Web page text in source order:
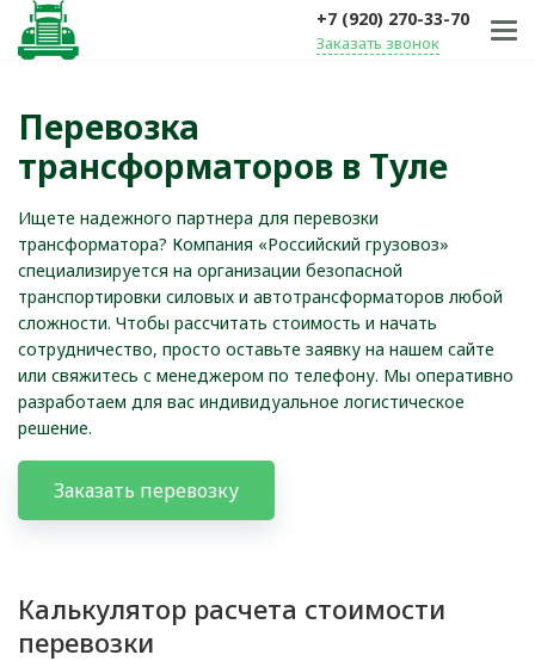
+7 (920) 270-33-70
Заказать звонок
Перевозка
трансформаторов в Туле
Ищете надежного партнера для перевозки
трансформатора? Компания «Российский грузовоз»
специализируется на организации безопасной
транспортировки силовых и автотрансформаторов любой
сложности. Чтобы рассчитать стоимость и начать
сотрудничество, просто оставьте заявку на нашем сайте
или свяжитесь с менеджером по телефону. Мы оперативно
разработаем для вас индивидуальное логистическое
решение.
Заказать перевозку
Калькулятор расчета стоимости
перевозки